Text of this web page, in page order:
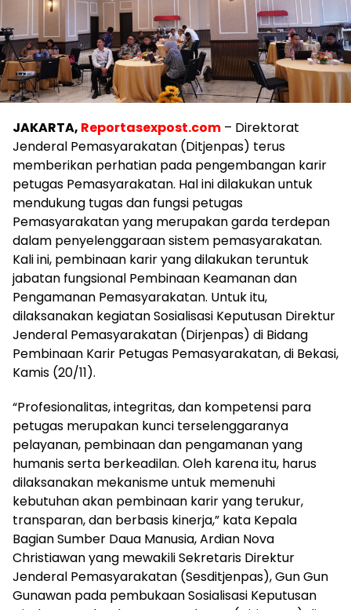
JAKARTA, Reportasexpost.com – Direktorat
Jenderal Pemasyarakatan (Ditjenpas) terus
memberikan perhatian pada pengembangan karir
petugas Pemasyarakatan. Hal ini dilakukan untuk
mendukung tugas dan fungsi petugas
Pemasyarakatan yang merupakan garda terdepan
dalam penyelenggaraan sistem pemasyarakatan.
Kali ini, pembinaan karir yang dilakukan teruntuk
jabatan fungsional Pembinaan Keamanan dan
Pengamanan Pemasyarakatan. Untuk itu,
dilaksanakan kegiatan Sosialisasi Keputusan Direktur
Jenderal Pemasyarakatan (Dirjenpas) di Bidang
Pembinaan Karir Petugas Pemasyarakatan, di Bekasi,
Kamis (20/11).
“Profesionalitas, integritas, dan kompetensi para
petugas merupakan kunci terselenggaranya
pelayanan, pembinaan dan pengamanan yang
humanis serta berkeadilan. Oleh karena itu, harus
dilaksanakan mekanisme untuk memenuhi
kebutuhan akan pembinaan karir yang terukur,
transparan, dan berbasis kinerja,” kata Kepala
Bagian Sumber Daua Manusia, Ardian Nova
Christiawan yang mewakili Sekretaris Direktur
Jenderal Pemasyarakatan (Sesditjenpas), Gun Gun
Gunawan pada pembukaan Sosialisasi Keputusan